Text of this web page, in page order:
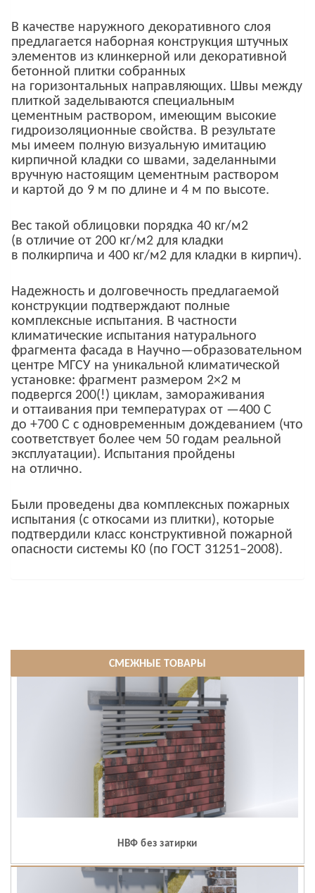
В качестве наружного декоративного слоя
предлагается наборная конструкция штучных
элементов из клинкерной или декоративной
бетонной плитки собранных
на горизонтальных направляющих. Швы между
плиткой заделываются специальным
цементным раствором, имеющим высокие
гидроизоляционные свойства. В результате
мы имеем полную визуальную имитацию
кирпичной кладки со швами, заделанными
вручную настоящим цементным раствором
и картой до 9 м по длине и 4 м по высоте.
Вес такой облицовки порядка 40 кг/м2
(в отличие от 200 кг/м2 для кладки
в полкирпича и 400 кг/м2 для кладки в кирпич).
Надежность и долговечность предлагаемой
конструкции подтверждают полные
комплексные испытания. В частности
климатические испытания натурального
фрагмента фасада в Научно—образовательном
центре МГСУ на уникальной климатической
установке: фрагмент размером 2×2 м
подвергся 200(!) циклам, замораживания
и оттаивания при температурах от —400 С
до +700 С с одновременным дождеванием (что
соответствует более чем 50 годам реальной
эксплуатации). Испытания пройдены
на отлично.
Были проведены два комплексных пожарных
испытания (с откосами из плитки), которые
подтвердили класс конструктивной пожарной
опасности системы К0 (по ГОСТ 31251–2008).
СМЕЖНЫЕ ТОВАРЫ
НВФ без затирки